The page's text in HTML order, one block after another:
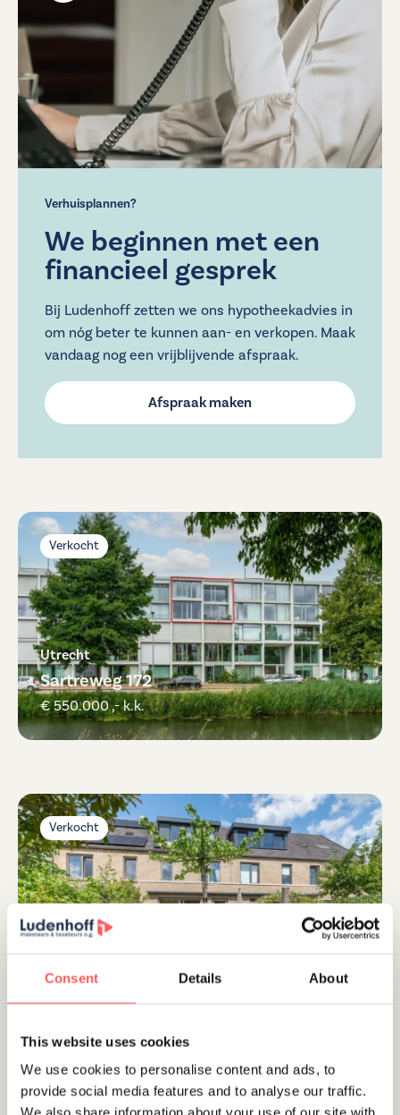
Consent Details About
This website uses cookies
We use cookies to personalise content and ads, to
provide social media features and to analyse our traffic.
Verhuisplannen?
We beginnen met een
financieel gesprek
Bij Ludenhoff zetten we ons hypotheekadvies in
om nóg beter te kunnen aan- en verkopen. Maak
vandaag nog een vrijblijvende afspraak.
Afspraak maken
Verkocht
Utrecht
Sartreweg 172
€ 550.000 ,- k.k.
Verkocht
Utrecht
€ 750.000 ,- k.k.
Verkocht